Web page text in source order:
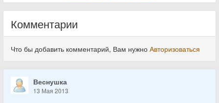
Комментарии
Что бы добавить комментарий, Вам нужно Авторизоваться
Веснушка
13 Мая 2013